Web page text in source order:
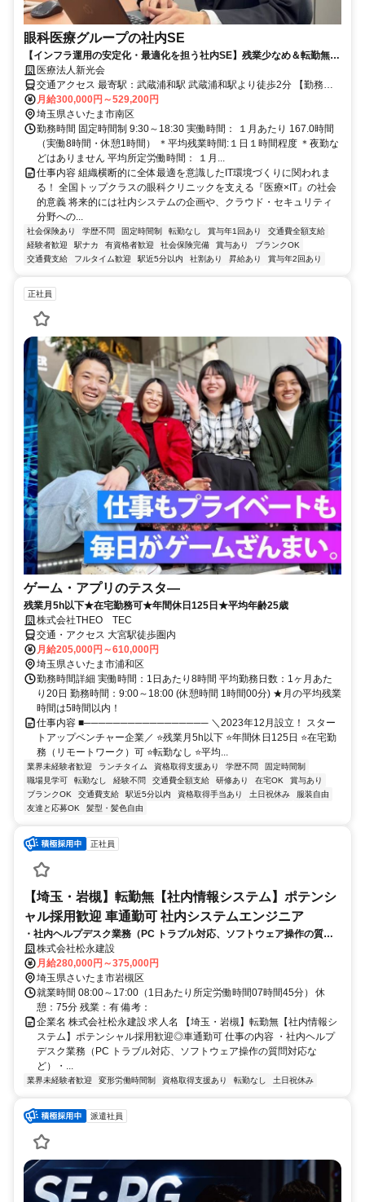
眼科医療グループの社内SE
【インフラ運用の安定化・最適化を担う社内SE】残業少なめ＆転勤無
し！充実の福利厚生◎週休2日制でプライベート両立！
医療法人新光会
交通アクセス 最寄駅：武蔵浦和駅 武蔵浦和駅より徒歩2分 【勤務
地】 埼玉県さいたま市南区沼影1-10-1ラムザタワー5階 転勤無し 屋
内喫煙所あり
月給300,000円～529,200円
埼玉県さいたま市南区
勤務時間 固定時間制 9:30～18:30 実働時間： １月あたり 167.0時間
（実働8時間・休憩1時間） ＊平均残業時間:１日１時間程度 ＊夜勤な
どはありません 平均所定労働時間： １月...
仕事内容 組織横断的に全体最適を意識したIT環境づくりに関われま
る！ 全国トップクラスの眼科クリニックを支える『医療×IT』の社会
的意義 将来的には社内システムの企画や、クラウド・セキュリティ
分野への...
社会保険あり 学歴不問 固定時間制 転勤なし 賞与年1回あり
交通費全額支給
経験者歓迎
駅ナカ 有資格者歓迎 社会保険完備 賞与あり
ブランクOK
交通費支給
フルタイム歓迎 駅近5分以内 社割あり 昇給あり 賞与年2回あり
正社員
ゲーム・アプリのテスタ―
残業月5h以下★在宅勤務可★年間休日125日★平均年齢25歳
株式会社THEO TEC
交通・アクセス 大宮駅徒歩圏内
月給205,000円～610,000円
埼玉県さいたま市浦和区
勤務時間詳細 実働時間：1日あたり8時間 平均勤務日数：1ヶ月あた
り20日 勤務時間：9:00～18:00 (休憩時間 1時間00分) ★月の平均残業
時間は5時間以内！
仕事内容 ■───────────────── ＼2023年12月設立！ スター
トアップベンチャー企業／ ⭐残業月5h以下 ⭐年間休日125日 ⭐在宅勤
務（リモートワーク）可 ⭐転勤なし ⭐平均...
業界未経験者歓迎 ランチタイム 資格取得支援あり 学歴不問
固定時間制
職場見学可
転勤なし 経験不問 交通費全額支給 研修あり 在宅OK
賞与あり
ブランクOK
交通費支給 駅近5分以内 資格取得手当あり 土日祝休み
服装自由
友達と応募OK
髪型・髪色自由
正社員
【埼玉・岩槻】転勤無【社内情報システム】ポテンシ
ャル採用歓迎 車通勤可 社内システムエンジニア
・社内ヘルプデスク業務（PC トラブル対応、ソフトウェア操作の質問
対応など）・PC のキッティング・セットアップ・グループウェア・ア
プリ等のアカウント管理運用補助・セキュリティ監視・運用の補助
株式会社松永建設
月給280,000円～375,000円
埼玉県さいたま市岩槻区
就業時間 08:00～17:00（1日あたり所定労働時間07時間45分） 休
憩：75分 残業：有 備考：
企業名 株式会社松永建設 求人名 【埼玉・岩槻】転勤無【社内情報シ
ステム】ポテンシャル採用歓迎◎車通勤可 仕事の内容 ・社内ヘルプ
デスク業務（PC トラブル対応、ソフトウェア操作の質問対応な
ど）・...
業界未経験者歓迎 変形労働時間制 資格取得支援あり 転勤なし 土日祝休み
派遣社員